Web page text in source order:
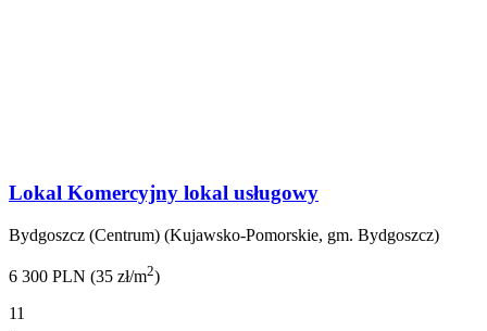
Lokal Komercyjny lokal usługowy
Bydgoszcz (Centrum) (Kujawsko-Pomorskie, gm. Bydgoszcz)
6 300 PLN (35 zł/m2)
11